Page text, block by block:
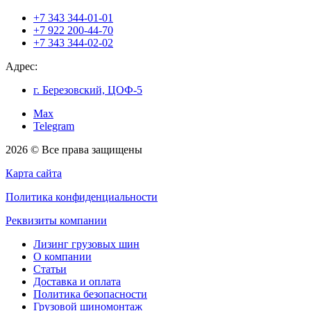
+7 343 344-01-01
+7 922 200-44-70
+7 343 344-02-02
Адрес:
г. Березовский, ЦОФ-5
Max
Telegram
2026 © Все права защищены
Карта сайта
Политика конфиденциальности
Реквизиты компании
Лизинг грузовых шин
О компании
Статьи
Доставка и оплата
Политика безопасности
Грузовой шиномонтаж